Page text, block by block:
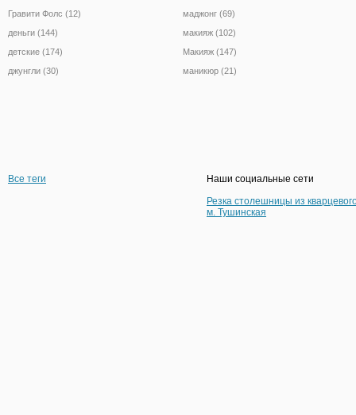
Гравити Фолс (12)
деньги (144)
детские (174)
джунгли (30)
маджонг (69)
макияж (102)
Макияж (147)
маникюр (21)
Все теги
Наши социальные сети
Резка столешницы из
м. Тушинская